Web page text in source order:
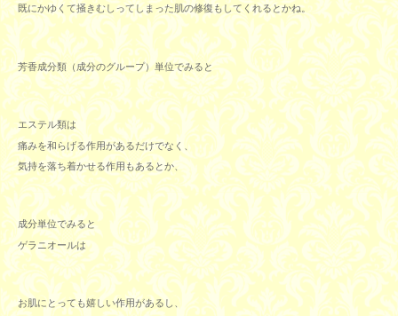
既にかゆくて掻きむしってしまった肌の修復もしてくれるとかね。
芳香成分類（成分のグループ）単位でみると
エステル類は
痛みを和らげる作用があるだけでなく、
気持を落ち着かせる作用もあるとか、
成分単位でみると
ゲラニオールは
お肌にとっても嬉しい作用があるし、